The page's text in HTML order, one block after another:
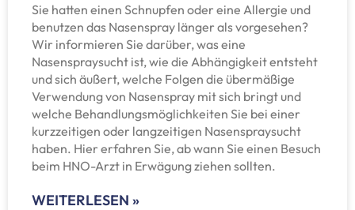
Sie hatten einen Schnupfen oder eine Allergie und
benutzen das Nasenspray länger als vorgesehen?
Wir informieren Sie darüber, was eine
Nasenspraysucht ist, wie die Abhängigkeit entsteht
und sich äußert, welche Folgen die übermäßige
Verwendung von Nasenspray mit sich bringt und
welche Behandlungsmöglichkeiten Sie bei einer
kurzzeitigen oder langzeitigen Nasenspraysucht
haben. Hier erfahren Sie, ab wann Sie einen Besuch
beim HNO-Arzt in Erwägung ziehen sollten.
WEITERLESEN »